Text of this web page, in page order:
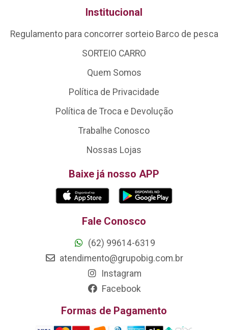
Institucional
Regulamento para concorrer sorteio Barco de pesca
SORTEIO CARRO
Quem Somos
Política de Privacidade
Política de Troca e Devolução
Trabalhe Conosco
Nossas Lojas
Baixe já nosso APP
Fale Conosco
(62) 99614-6319
atendimento@grupobig.com.br
Instagram
Facebook
Formas de Pagamento